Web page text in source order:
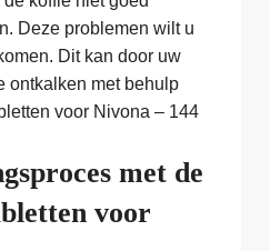
Deze problemen wilt u
Dit kan door uw
ontkalken met behulp
voor Nivona – 144
met de
voor